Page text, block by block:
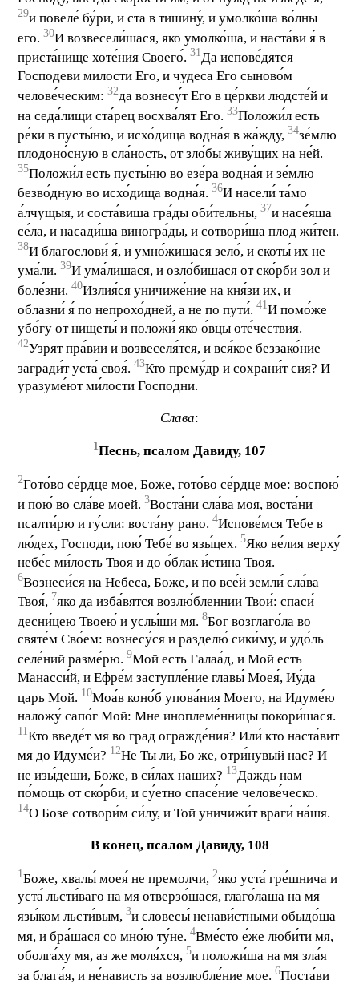
29и повеле́ бу́ри, и ста в тишину́, и умолко́ша во́лны
его.30И возвесели́шася, яко умолко́ша, и наста́ви я́ в
приста́нище хоте́ния Своего́.31Да испове́дятся
Господеви милости Его, и чудеса Его сыново́м
челове́ческим:32да вознесу́т Его в це́ркви людсте́й и
на седа́лищи ста́рец восхва́лят Его.33Положи́л есть
ре́ки в пусты́ню, и исхо́дища водна́я в жа́жду,34зе́млю
плодоно́сную в сла́ность, от зло́бы живу́щих на не́й.
35Положи́л есть пусты́ню во езе́ра водна́я и зе́млю
безво́дную во исхо́дища водна́я.36И насели́ та́мо
а́лчущыя, и соста́виша гра́ды оби́тельны,37и насе́яша
се́ла, и насади́ша виногра́ды, и сотвори́ша плод жи́тен.
38И благослови́ я́, и умно́жишася зело́, и скоты́ их не
ума́ли.39И ума́лишася, и озло́бишася от ско́рби зол и
боле́зни.40Излия́ся уничиже́ние на кня́зи их, и
облазни́ я́ по непрохо́дней, а не по пути́.41И помо́же
убо́гу от нищеты́ и положи́ яко о́вцы оте́чествия.
42Узрят пра́вии и возвеселя́тся, и вся́кое беззако́ние
загради́т уста́ своя́.43Кто прему́др и сохрани́т сия? И
уразуме́ют ми́лости Господни.
Слава:
1Песнь, псалом Давиду, 107
2Гото́во се́рдце мое, Боже, гото́во се́рдце мое: воспою́
и пою́ во сла́ве моей.3Воста́ни сла́ва моя, воста́ни
псалти́рю и гу́сли: воста́ну рано.4Испове́мся Тебе в
лю́дех, Господи, пою́ Тебе́ во язы́цех. 5Яко ве́лия верху́
небе́с ми́лость Твоя и до о́блак и́стина Твоя.
6Вознеси́ся на Небеса, Боже, и по все́й земли́ сла́ва
Твоя́, 7яко да изба́вятся возлю́бленнии Твои́: спаси́
десни́цею Твоею́ и услы́ши мя.8Бог возглаго́ла во
святе́м Сво́ем: вознесу́ся и разделю́ сики́му, и удо́ль
селе́ний разме́рю.9Мой есть Галаа́д, и Мой есть
Манасси́й, и Ефре́м заступле́ние главы́ Моея́, Иу́да
царь Мой. 10Моа́в коно́б упова́ния Моего, на Идуме́ю
наложу́ сапо́г Мой: Мне иноплеме́нницы покори́шася.
11Кто введе́т мя во град огражде́ния? Или́ кто наста́вит
мя до Идуме́и? 12Не Ты ли, Бо же, отри́нувый нас? И
не изы́деши, Боже, в си́лах наших? 13Даждь нам
по́мощь от ско́рби, и су́етно спасе́ние челове́ческо.
14О Бозе сотвори́м си́лу, и Той уничижи́т враги́ на́шя.
В конец, псалом Давиду, 108
1Боже, хвалы́ моея́ не премолчи,2яко уста́ гре́шнича и
уста́ льсти́ваго на мя отверзо́шася, глаго́лаша на мя
язы́ком льсти́вым,3и словесы́ ненави́стными обыдо́ша
мя, и бра́шася со мно́ю ту́не.4Вме́сто е́же люби́ти мя,
оболга́ху мя, аз же моля́хся, 5и положи́ша на мя зла́я
за блага́я, и не́нависть за возлюбле́ние мое.6Поста́ви